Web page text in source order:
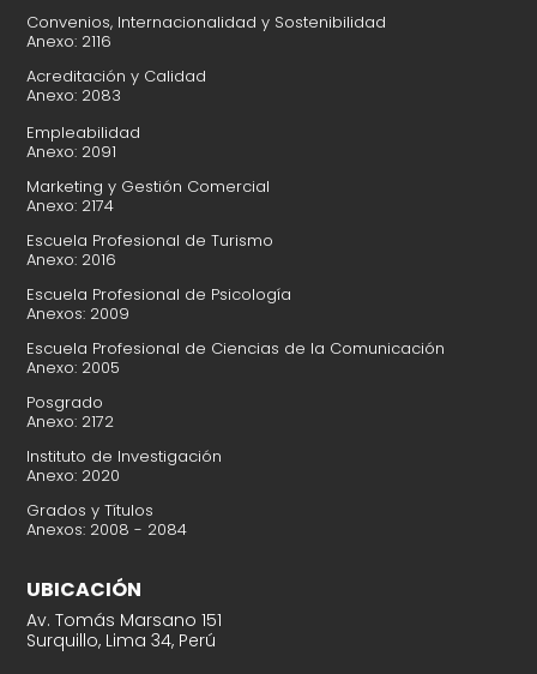
Convenios, Internacionalidad y Sostenibilidad
Anexo: 2116
Acreditación y Calidad
Anexo: 2083
Empleabilidad
Anexo: 2091
Marketing y Gestión Comercial
Anexo: 2174
Escuela Profesional de Turismo
Anexo: 2016
Escuela Profesional de Psicología
Anexos: 2009
Escuela Profesional de Ciencias de la Comunicación
Anexo: 2005
Posgrado
Anexo: 2172
Instituto de Investigación
Anexo: 2020
Grados y Títulos
Anexos: 2008 - 2084
UBICACIÓN
Av. Tomás Marsano 151
Surquillo, Lima 34, Perú